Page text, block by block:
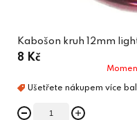
Kabošon kruh 12mm
8 Kč